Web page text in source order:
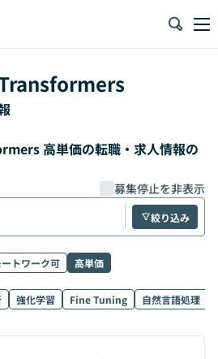
高単価の転職・求人情報の
募集停止を非表示
絞り込み
ートワーク可
高単価
強化学習 Fine Tuning 自然言語処理